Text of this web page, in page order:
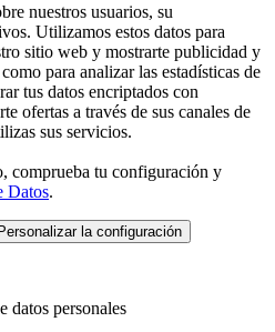
nuestros usuarios, su
Utilizamos estos datos para
sitio web y mostrarte publicidad y
para analizar las estadísticas de
tus datos encriptados con
ofertas a través de sus canales de
sus servicios.
comprueba tu configuración y
Datos.
la configuración
datos personales